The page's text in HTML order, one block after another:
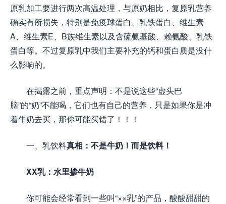
原乳加工要进行两次高温处理，与原奶相比，复原乳营养
确实有所损失，特别是免疫球蛋白、乳铁蛋白、维生素
A、维生素E、B族维生素以及含硫氨基酸、赖氨酸、乳铁
蛋白等。不过复原乳中我们主要补充的钙和蛋白质是没什
么影响的。
在揭露之前，重点声明：不是说这些“虚头巴
脑”的“奶”不能喝，它们也有自己的营养，只是如果你是冲
着牛奶去买，那你可能买错了！！！
一、乳饮料真相：不是牛奶！而是饮料！
XX乳：水里掺牛奶
你可能会经常看到一些叫“××乳”的产品，酸酸甜甜的